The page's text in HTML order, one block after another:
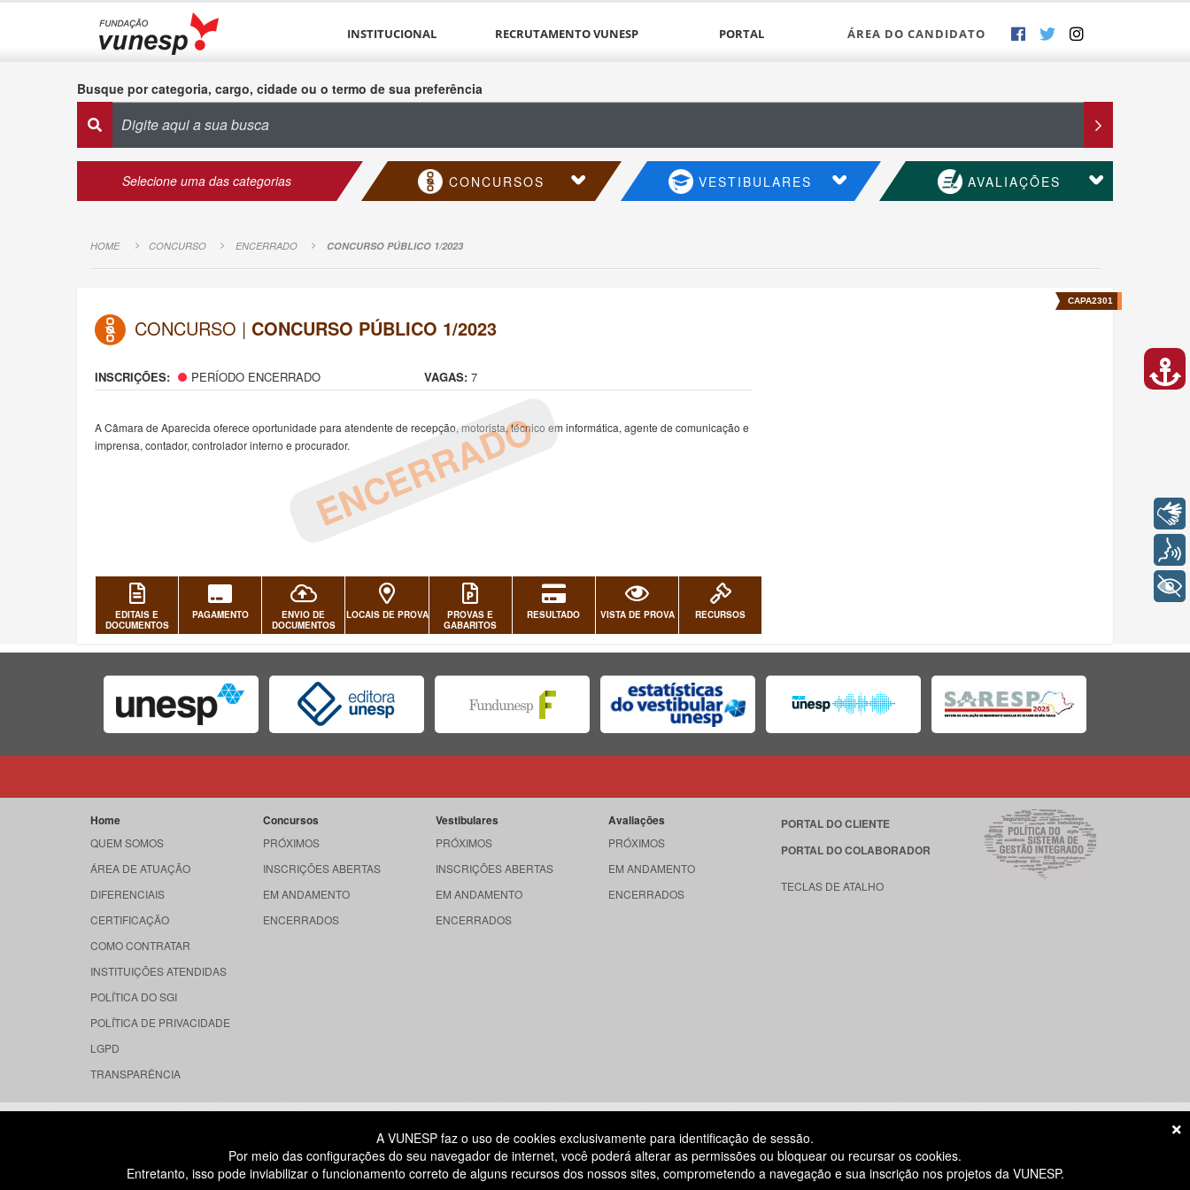
INSTITUCIONAL RECRUTAMENTO VUNESP PORTAL ÁREA DO CANDIDATO
Busque por categoria, cargo, cidade ou o termo de sua preferência
Selecione uma das categorias CONCURSOS VESTIBULARES AVALIAÇÕES
HOME CONCURSO ENCERRADO CONCURSO PÚBLICO 1/2023
CAPA2301
CONCURSO | CONCURSO PÚBLICO 1/2023
INSCRIÇÕES: PERÍODO ENCERRADO VAGAS:7
ENCERRADO
A Câmara de Aparecida oferece oportunidade para atendente de recepção, motorista, técnico em informática, agente de comunicação e
imprensa, contador, controlador interno e procurador.
EDITAIS E
DOCUMENTOS
PAGAMENTO
ENVIO DE
DOCUMENTOS
LOCAIS DE PROVA
PROVAS E
GABARITOS
RESULTADO VISTA DE PROVA RECURSOS
Home
QUEM SOMOS
ÁREA DE ATUAÇÃO
DIFERENCIAIS
CERTIFICAÇÃO
COMO CONTRATAR
INSTITUIÇÕES ATENDIDAS
POLÍTICA DO SGI
POLÍTICA DE PRIVACIDADE
LGPD
TRANSPARÊNCIA
Concursos
PRÓXIMOS
INSCRIÇÕES ABERTAS
EM ANDAMENTO
ENCERRADOS
Vestibulares
PRÓXIMOS
INSCRIÇÕES ABERTAS
EM ANDAMENTO
ENCERRADOS
Avaliações
PRÓXIMOS
EM ANDAMENTO
ENCERRADOS
PORTAL DO CLIENTE
PORTAL DO COLABORADOR
TECLAS DE ATALHO
RUA DONA GERMAINE BURCHARD, 515
ÁGUA BRANCA - SÃO PAULO SP
CEP: 05002-062
ATENDIMENTO AO CANDIDATO
11 3874-6300
DIAS ÚTEISdas 8h às 18h
A VUNESP faz o uso de cookies exclusivamente para identificação de sessão.
Por meio das configurações do seu navegador de internet, você poderá alterar as permissões ou bloquear ou recursar os cookies.
Entretanto, isso pode inviabilizar o funcionamento correto de alguns recursos dos nossos sites, comprometendo a navegação e sua inscrição nos projetos da VUNESP.